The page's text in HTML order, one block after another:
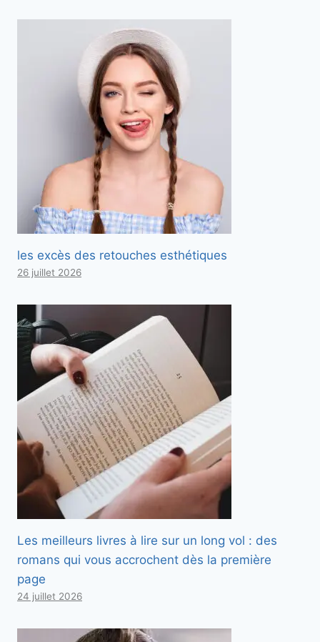
les excès des retouches esthétiques
26 juillet 2026
Les meilleurs livres à lire sur un long vol : des
romans qui vous accrochent dès la première
page
24 juillet 2026